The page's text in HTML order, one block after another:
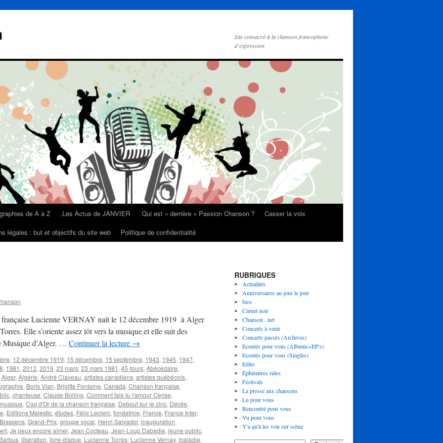
Site consacré à la chanson francophone
d’expression
de A à Z .Les Actus de JANVIER .Qui est « derrière » Passion Chanson ?
Casser la voix
légales : but et objectifs du site web Politique de confidentialité
française Lucienne VERNAY naît le 12 décembre 1919 à Alger
Elle s’oriente assez tôt vers la musique et elle suit des
Musique d’Alger. … Continuer la lecture →
, 12 décembre 1919, 15 décembre, 15 septembre, 1943, 1945, 1947,
, 1981 , 2012, 2019, 23 mars, 23 mars 1981 , 45-tours, Abécédaire,
Alger, Algérie, André Claveau, artistes canadiens, artistes québécois,
, Boris Vian, Brigitte Fontaine, Canada, Chanson française,
, chanteuse, Claude Bolling, Comment fais-tu l'amour Cerise,
, Coq d'Or de la chanson française, Debout sur le zinc, Décès,
, Editions Majestic, études, Félix Leclerc, fondatrice, France, France Inter,
, Grand-Prix, groupe vocal, Henri Salvador, inauguration,
, Je peux encore aimer, Jean Cocteau, Jean-Loup Dabadie, jeune public,
, libération, livre-disque, Lucienne Torres, Lucienne Vernay, maladie,
RUBRIQUES
Actualités
Anniversaires au jour le jour
bios
Carnet noir
Chanson . net
Concerts à venir
Concerts passés (Archives)
Ecoutés pour vous (Albums+EP's)
Ecoutés pour vous (Singles)
Edito
Ephémères rides
Festivals
La presse aux chansons
Lu pour vous
Rencontré pour vous
Vu pour vous
Y'a qu'à les voir sur scène